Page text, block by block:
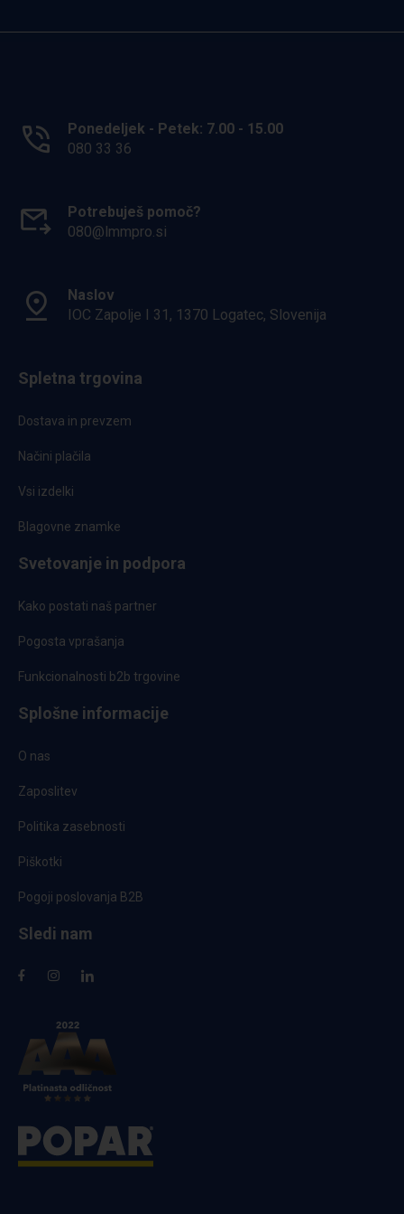
Ponedeljek - Petek: 7.00 - 15.00
080 33 36
Potrebuješ pomoč?
080@lmmpro.si
Naslov
IOC Zapolje I 31, 1370 Logatec, Slovenija
Spletna trgovina
Dostava in prevzem
Načini plačila
Vsi izdelki
Blagovne znamke
Svetovanje in podpora
Kako postati naš partner
Pogosta vprašanja
Funkcionalnosti b2b trgovine
Splošne informacije
O nas
Zaposlitev
Politika zasebnosti
Piškotki
Pogoji poslovanja B2B
Sledi nam